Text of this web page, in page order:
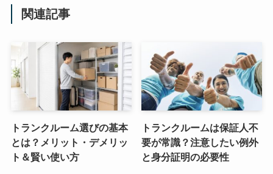
関連記事
トランクルーム選びの基本
とは？メリット・デメリッ
ト＆賢い使い方
トランクルームは保証人不
要が常識？注意したい例外
と身分証明の必要性